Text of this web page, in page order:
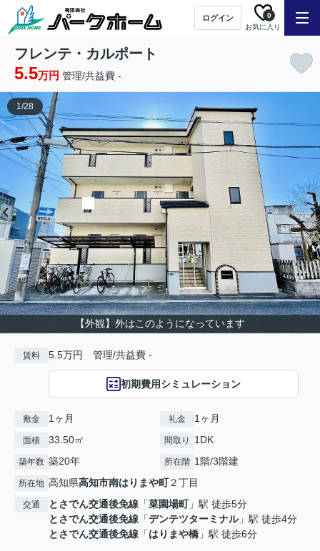
ログイン
お気に入り
0
フレンテ・カルポート
5.5万円 管理/共益費 -
【外観】外はこのようになっています
1/28
賃料 5.5万円 管理/共益費 -
初期費用シミュレーション
敷金 1ヶ月 礼金 1ヶ月
面積 33.50㎡ 間取り 1DK
築年数 築20年 所在階 1階/3階建
所在地 高知県高知市南はりまや町２丁目
交通 とさでん交通後免線 「菜園場町」駅 徒歩5分
とさでん交通後免線 「デンテツターミナル」駅 徒歩4分
とさでん交通後免線 「はりまや橋 」駅 徒歩6分